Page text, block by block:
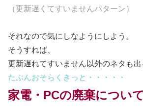
（更新遅くてすいませんパターン）
それなので気にしなようにしよう。
そうすれば、
更新遅れてすいません以外のネタも出
たぶんおそらくきっと・・・・・
家電・PCの廃棄について